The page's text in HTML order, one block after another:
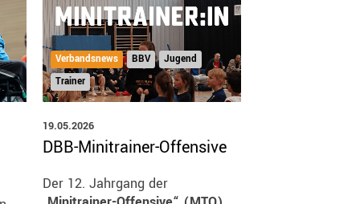
Verbandsnews BBV
Jugend
Trainer
19.05.2026
DBB-Minitrainer-Offensive
Der 12. Jahrgang der